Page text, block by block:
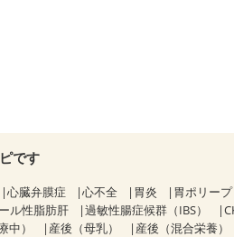
です
心臓弁膜症 心不全 胃炎 胃ポリープ
ル性脂肪肝 過敏性腸症候群（IBS）
中） 産後（母乳） 産後（混合栄養）